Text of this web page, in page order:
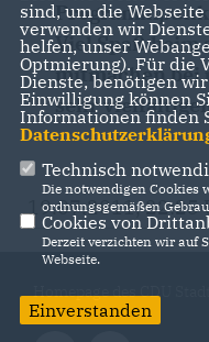
Viel Spaß beim
mitmachen bei
sehr
19.07.2011, 22:25
Homepage des CDU
sind, um die
verwenden wir
helfen, unser
Optmierung). Für die
Dienste, benötigen
Einwilligung können
Informationen finden
Technisch
Die notwendigen Cookies
ordnungsgemäßen
Cookies von
Derzeit verzichten wir auf
Webseite.
Einverstanden